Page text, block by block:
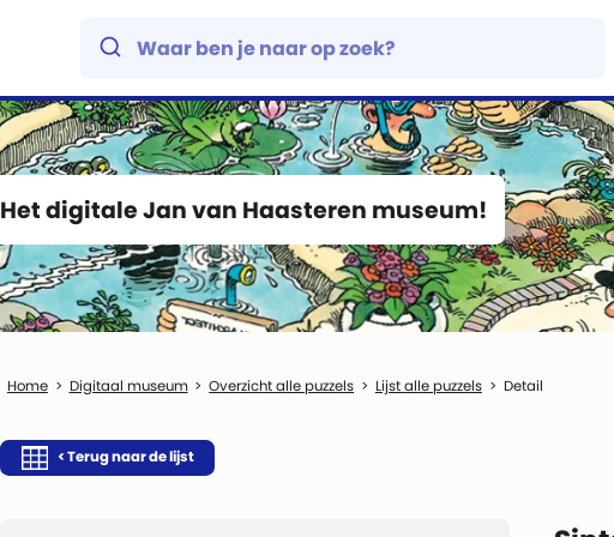
Het digitale Jan van Haasteren museum!
Digitaal museum Overzicht alle puzzels Lijst alle puzzels Detail
< Terug naar de lijst